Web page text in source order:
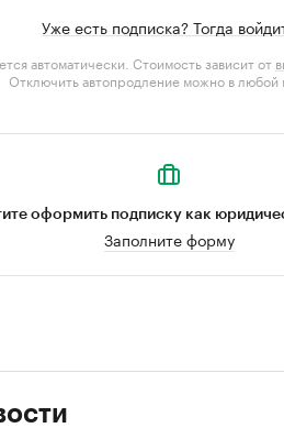
Уже есть подписка? Тогда
автоматически. Стоимость зависит от
Отключить автопродление можно в любой
оформить подписку как
Заполните форму